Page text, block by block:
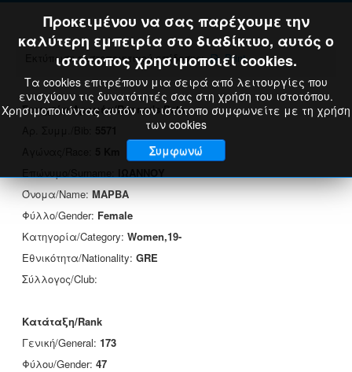
Εκτύπωση πιστοποιητικού επίδοσης: Print
Στοιχεία Δρομέα/Runner's Data
Όνομα/Name:ΜΑΡΒΑ
Φύλλο/Gender: Female
Κατηγορία/Category: Women,19-
Εθνικότητα/Nationality: GRE
Σύλλογος/Club:
Κατάταξη/Rank
Γενική/General: 173
Φύλου/Gender: 47
Προκειμένου να σας παρέχουμε την
καλύτερη εμπειρία στο διαδίκτυο, αυτός ο
ιστότοπος χρησιμοποιεί cookies.
Τα cookies επιτρέπουν μια σειρά από λειτουργίες που
ενισχύουν τις δυνατότητές σας στη χρήση του ιστοτόπου.
Χρησιμοποιώντας αυτόν τον ιστότοπο συμφωνείτε με τη χρήση
των cookies
Συμφωνώ